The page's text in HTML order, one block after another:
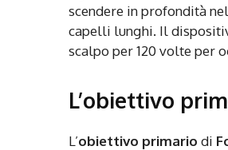
scendere in profondità
capelli lunghi. Il
scalpo per 120 volte per
L’obiettivo
L’obiettivo primario di